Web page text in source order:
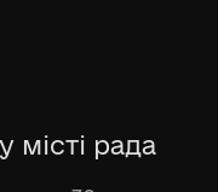
місті рада